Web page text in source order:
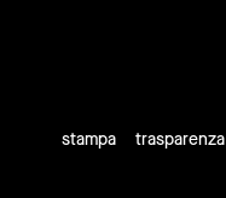
stampa
trasparenza